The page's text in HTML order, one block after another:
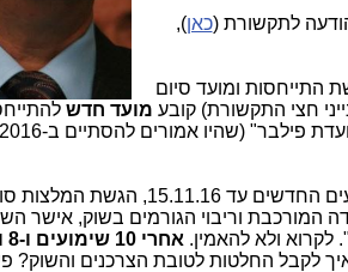
לתקשורת (כאן),
התייחסות ומועד סיום
חצי התקשורת) קובע מועד חדש
פילבר" (שהיו אמורים להסתיים ב-2016)
: הגשת התייחסויות לשימועים החדשים עד
המורכבת וריבוי הגורמים בשוק, אישר
ולא להאמין.
איך לקבל החלטות לטובת הצרכנים והשוק?